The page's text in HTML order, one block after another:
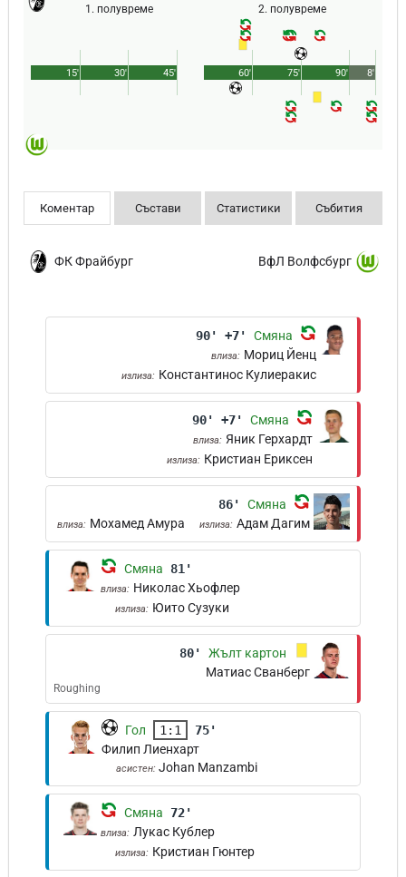
1. полувреме
45'
15' 30'
2. полувреме
90'
60' 75' 8'
Коментар Състави Статистики Събития
ФК Фрайбург ВфЛ Волфсбург
90' +7' Смяна
влиза: Мориц Йенц
излиза: Константинос Кулиеракис
90' +7' Смяна
влиза: Яник Герхардт
излиза: Кристиан Ериксен
86' Смяна
влиза: Мохамед Амура излиза: Адам Дагим
Смяна 81'
влиза: Николас Хьофлер
излиза: Юито Сузуки
80'
Жълт картон
Матиас Сванберг
Roughing
Гол 1:1
75'
Филип Лиенхарт
асистен:Johan Manzambi
Смяна 72'
влиза: Лукас Кублер
излиза: Кристиан Гюнтер